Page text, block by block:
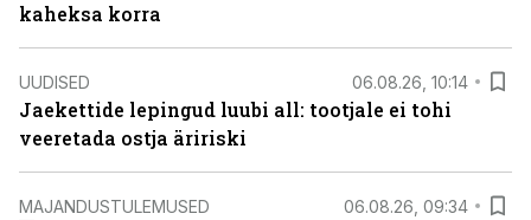
kaheksa korra
UUDISED 06.08.26, 10:14
Jaekettide lepingud luubi all: tootjale ei tohi
veeretada ostja äririski
MAJANDUSTULEMUSED 06.08.26, 09:34